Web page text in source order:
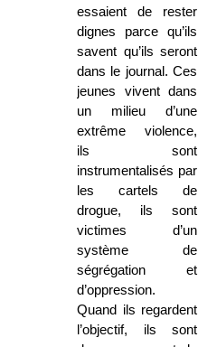
essaient de rester
dignes parce qu’ils
savent qu’ils seront
dans le journal. Ces
jeunes vivent dans
un milieu d’une
extrême violence,
ils sont
instrumentalisés par
les cartels de
drogue, ils sont
victimes d’un
système de
ségrégation et
d’oppression.
Quand ils regardent
l’objectif, ils sont